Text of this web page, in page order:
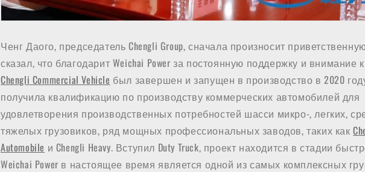
Ченг Даого, председатель Chengli Group, сначала произносит
сказал, что благодарит Weichai Power за постоянную поддержку и внимание
Chengli Commercial Vehicle был завершен и запущен в производство в 2020
получила квалификацию по производству коммерческих автомобилей для
удовлетворения производственных потребностей шасси микро-, легких,
тяжелых грузовиков, ряд мощных профессиональных заводов, таких как
Automobile и Chengli Heavy. Вступил Duty Truck, проект находится в стадии
Weichai Power в настоящее время является одной из самых комплексных